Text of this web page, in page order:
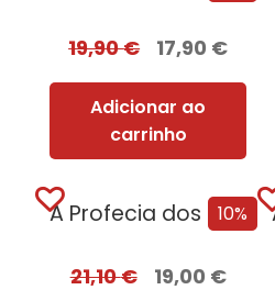
19,90€ 17,90 €
Adicionar ao
carrinho
10%
A Profecia dos Dois Lobos
21,10€ 19,00 €